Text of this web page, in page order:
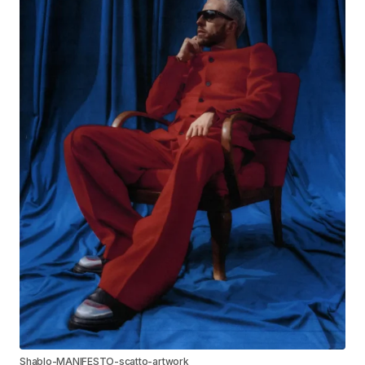
Shablo-MANIFESTO-scatto-artwork